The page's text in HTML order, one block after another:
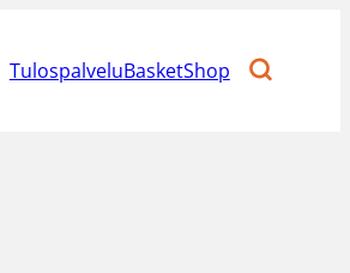
TulospalveluBasketShop